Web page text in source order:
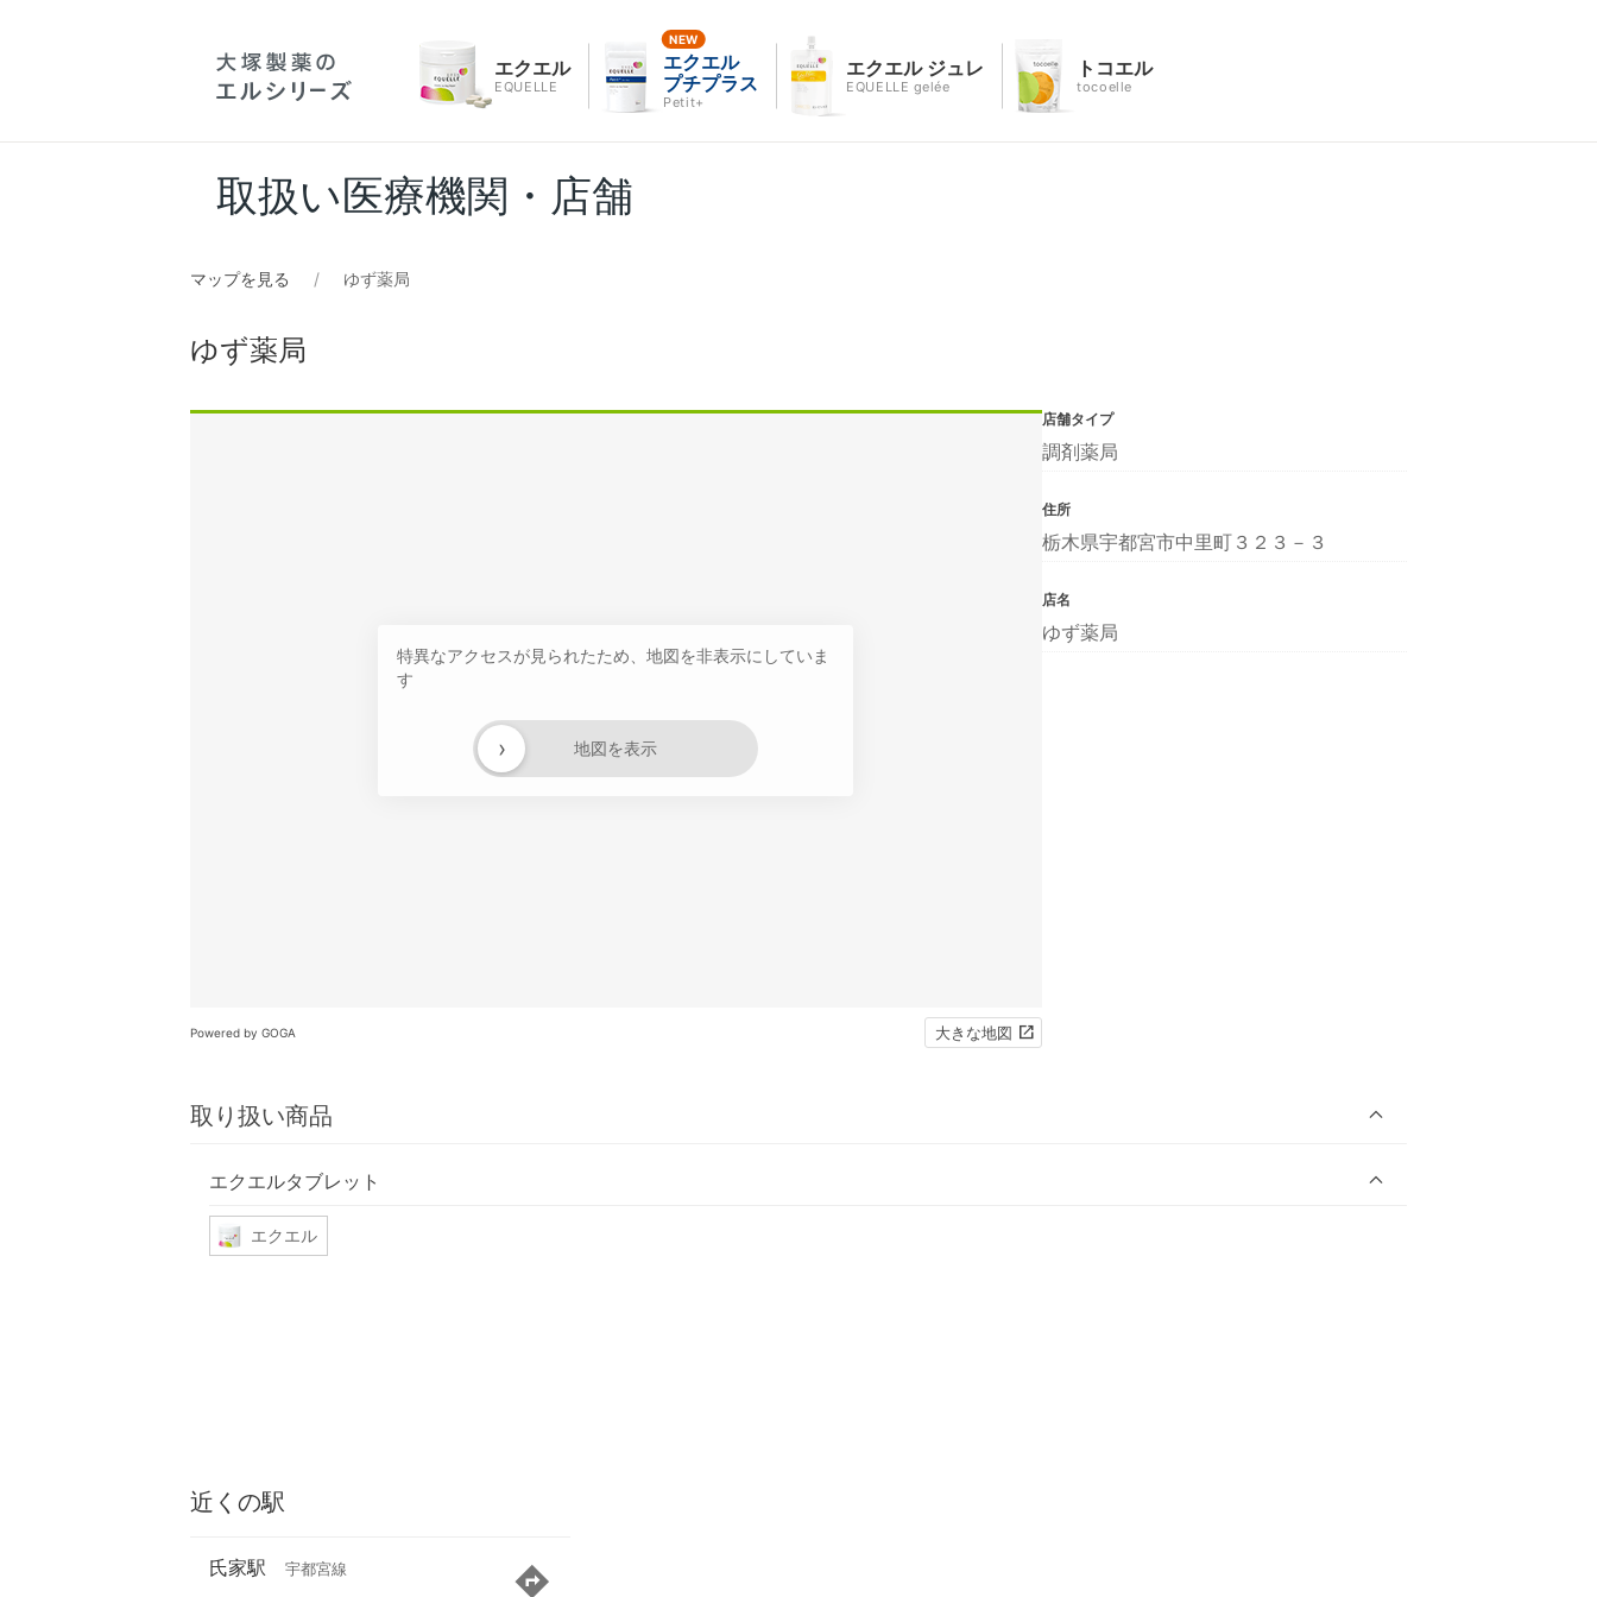
エクエル
EQUELLE
エクエル
プチプラス
Petit+
エクエル ジュレ
EQUELLE gelée
トコエル
tocoelle
取扱い医療機関・店舗
マップを見る ゆず薬局
ゆず薬局
特異なアクセスが見られたため、地図を非表示にしていま
す
地図を表示
›
Powered by GOGA 大きな地図
取り扱い商品
エクエルタブレット
エクエル
店舗タイプ
調剤薬局
住所
栃木県宇都宮市中里町３２３－３
店名
ゆず薬局
近くの駅
氏家駅 宇都宮線